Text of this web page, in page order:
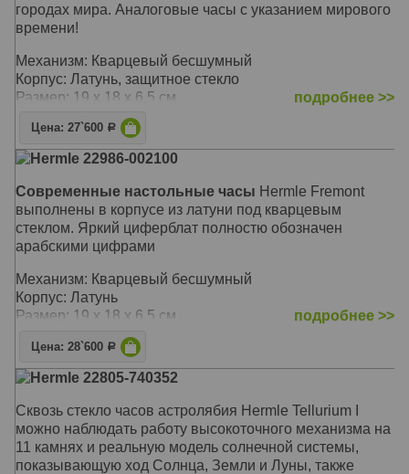
городах мира. Аналоговые часы с указанием мирового
времени!
Механизм: Кварцевый бесшумный
Корпус: Латунь, защитное стекло
Размер: 19 х 18 х 6,5 см
подробнее >>
Цена: 27`600 Р
Hermle 22986-002100
Современные настольные часы Hermle Fremont
выполнены в корпусе из латуни под кварцевым
стеклом. Яркий циферблат полностю обозначен
арабскими цифрами
Механизм: Кварцевый бесшумный
Корпус: Латунь
Размер: 19 x 18 x 6,5 см
подробнее >>
Цена: 28`600 Р
Hermle 22805-740352
Сквозь стекло часов астролябия Hermle Tellurium I
можно наблюдать работу высокоточного механизма на
11 камнях и реальную модель солнечной системы,
показывающую ход Солнца, Земли и Луны, также